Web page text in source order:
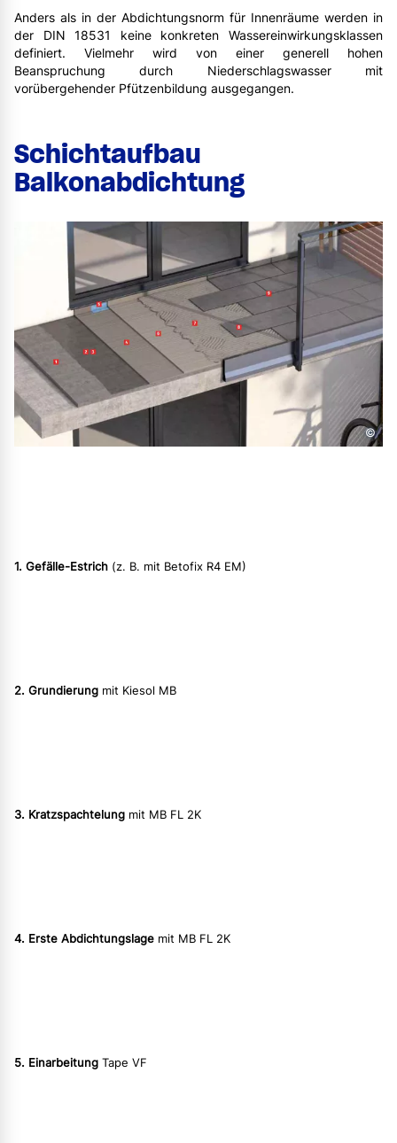
Anders als in der Abdichtungsnorm für Innenräume werden in
der DIN 18531 keine konkreten Wassereinwirkungsklassen
definiert. Vielmehr wird von einer generell hohen
Beanspruchung durch Niederschlagswasser mit
vorübergehender Pfützenbildung ausgegangen.
Schichtaufbau
Balkonabdichtung
©
1. Gefälle-Estrich (z. B. mit Betofix R4 EM)
2. Grundierung mit Kiesol MB
3. Kratzspachtelung mit MB FL 2K
4. Erste Abdichtungslage mit MB FL 2K
5. Einarbeitung Tape VF